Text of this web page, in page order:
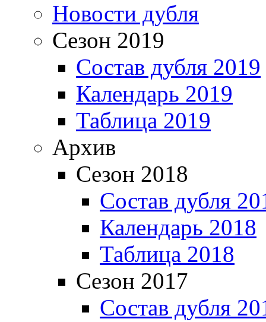
Новости дубля
Сезон 2019
Состав дубля 2019
Календарь 2019
Таблица 2019
Архив
Сезон 2018
Состав дубля
Календарь 2018
Таблица 2018
Сезон 2017
Состав дубля